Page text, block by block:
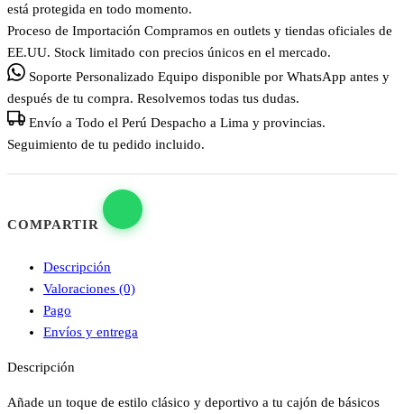
está protegida en todo momento.
Proceso de Importación Compramos en outlets y tiendas oficiales de
EE.UU. Stock limitado con precios únicos en el mercado.
Soporte Personalizado Equipo disponible por WhatsApp antes y
después de tu compra. Resolvemos todas tus dudas.
Envío a Todo el Perú Despacho a Lima y provincias.
Seguimiento de tu pedido incluido.
COMPARTIR
Descripción
Valoraciones (0)
Pago
Envíos y entrega
Descripción
Añade un toque de estilo clásico y deportivo a tu cajón de básicos